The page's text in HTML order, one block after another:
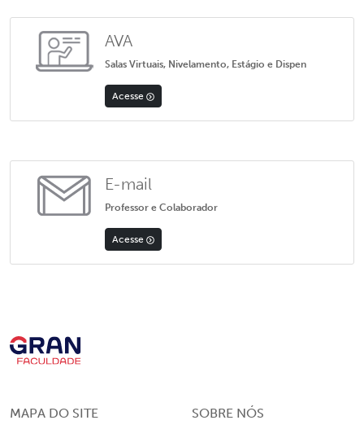
AVA
Salas Virtuais, Nivelamento, Estágio e Dispen
Acesse
E-mail
Professor e Colaborador
Acesse
MAPA DO SITE SOBRE NÓS